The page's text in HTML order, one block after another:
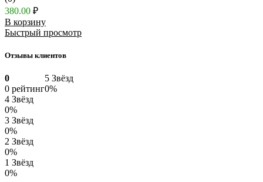
380.00 ₽
В корзину
Быстрый просмотр
Отзывы клиентов
0
0 рейтинг
5 Звёзд
0%
4 Звёзд
0%
3 Звёзд
0%
2 Звёзд
0%
1 Звёзд
0%